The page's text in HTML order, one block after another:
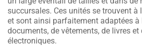
succursales. Ces unités se trouvent
et sont ainsi parfaitement adaptées à
documents, de vêtements, de livres
électroniques.